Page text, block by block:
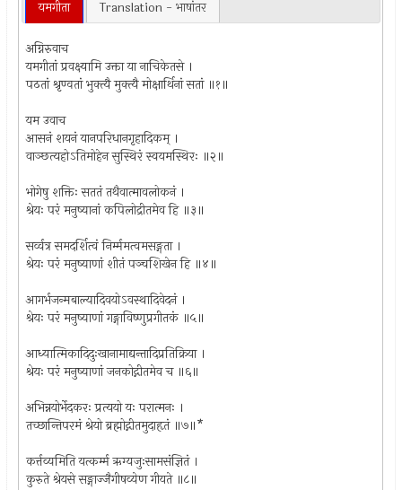
यमगीता Translation - भाषांतर
अग्निरुवाच
यमगीतां प्रवक्ष्यामि उक्ता या नाचिकेतसे ।
पठतां श्रृण्वतां भुक्त्यै मुक्त्यै मोक्षार्थिनां सतां ॥१॥
यम उवाच
आसनं शयनं यानपरिधानगृहादिकम् ।
वाञ्छत्यहोऽतिमोहेन सुस्थिरं स्वयमस्थिरः ॥२॥
भोगेषु शक्तिः सततं तथैवात्मावलोकनं ।
श्रेयः परं मनुष्यानां कपिलोद्रीतमेव हि ॥३॥
सर्व्वत्र समदर्शित्वं निर्म्ममत्वमसङ्गता ।
श्रेयः परं मनुष्याणां शीतं पञ्चशिखेन हि ॥४॥
आगर्भजन्मबाल्यादिवयोऽवस्थादिवेदनं ।
श्रेयः परं मनुष्याणां गङ्गाविष्णुप्रगीतकं ॥५॥
आध्यात्मिकादिदुःखानामाद्यन्तादिप्रतिक्रिया ।
श्रेयः परं मनुष्याणां जनकोद्गीतमेव च ॥६॥
अभिन्नयोर्भेदकरः प्रत्ययो यः परात्मनः ।
तच्छान्तिपरमं श्रेयो ब्रह्मोद्गीतमुदाहृतं ॥७॥*
कर्त्तव्यमिति यत्कर्म्म ऋग्यजुःसामसंज्ञितं ।
कुरुते श्रेयसे सङ्गाज्जैगीषव्येण गीयते ॥८॥